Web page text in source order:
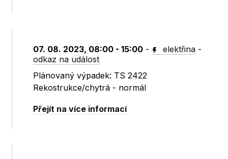
07. 08. 2023, 08:00 - 15:00 - elektřina -
odkaz na událost
Plánovaný výpadek: TS 2422
Rekostrukce/chytrá - normál
Přejít na více informací